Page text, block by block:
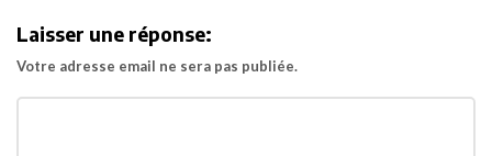
Laisser une réponse:
Votre adresse email ne sera pas publiée.